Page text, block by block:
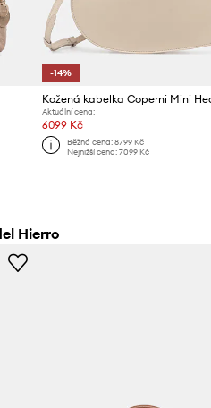
-14%
Kožená kabelka Coperni Mini
Aktuální cena:
6099 Kč
Běžná cena: 8799 Kč
Nejnižší cena: 7099 Kč
Hierro